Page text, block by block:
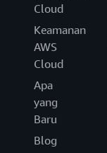
Cloud
Keamanan
AWS
Cloud
Apa
yang
Baru
Blog